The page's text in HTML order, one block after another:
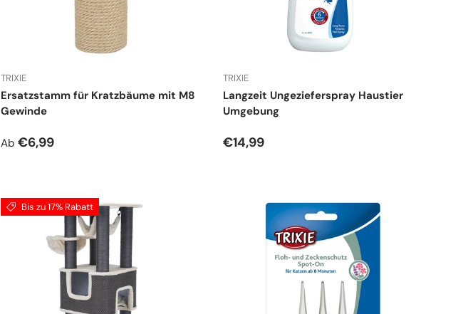
TRIXIE
Ersatzstamm für Kratzbäume mit M8
Gewinde
Normaler Preis
Ab €6,99
TRIXIE
Langzeit Ungezieferspray Haustier
Umgebung
Normaler Preis
€14,99
Bis zu 17% Rabatt